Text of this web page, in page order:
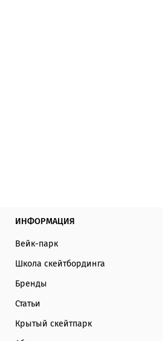
ИНФОРМАЦИЯ
Вейк-парк
Школа скейтбординга
Бренды
Статьи
Крытый скейтпарк